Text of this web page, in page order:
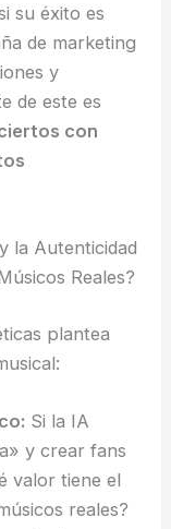
su éxito es
de marketing
y
de este es
con
la Autenticidad
Reales?
plantea
Si la IA
y crear fans
valor tiene el
reales?